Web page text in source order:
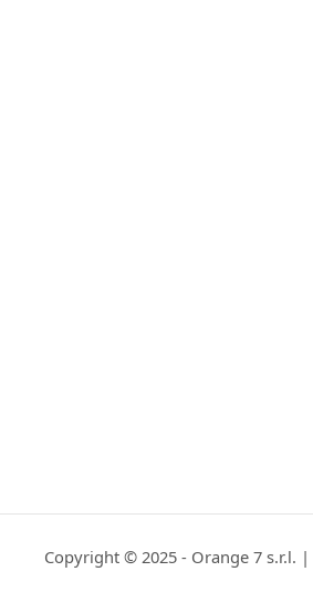
Copyright © 2025 - Orange 7 s.r.l. |